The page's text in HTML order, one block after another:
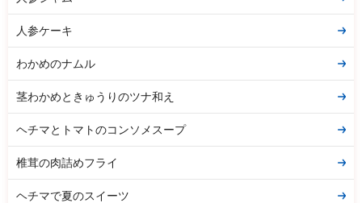
人参ケーキ
わかめのナムル
茎わかめときゅうりのツナ和え
ヘチマとトマトのコンソメスープ
椎茸の肉詰めフライ
ヘチマで夏のスイーツ